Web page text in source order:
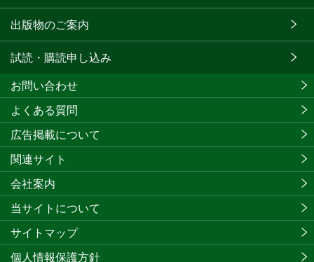
出版物のご案内
試読・購読申し込み
お問い合わせ
よくある質問
広告掲載について
関連サイト
会社案内
当サイトについて
サイトマップ
個人情報保護方針